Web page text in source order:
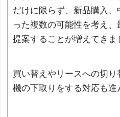
だけに限らず、新品購入
った複数の可能性を考え
提案することが増えてきま
買い替えやリースへの切
機の下取りをする対応も進